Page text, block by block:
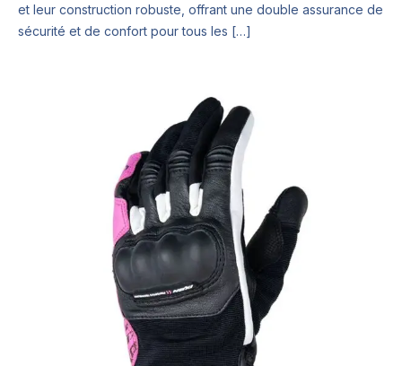
et leur construction robuste, offrant une double assurance de
sécurité et de confort pour tous les […]